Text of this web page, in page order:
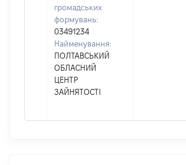
громадських
формувань:
03491234
Найменування:
ПОЛТАВСЬКИЙ
ОБЛАСНИЙ
ЦЕНТР
ЗАЙНЯТОСТІ